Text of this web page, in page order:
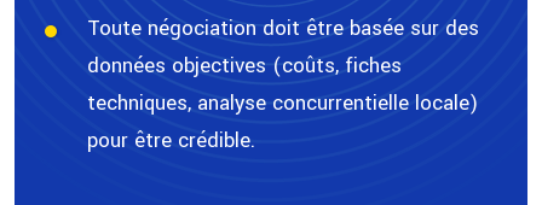
Toute négociation doit être basée sur des
données objectives (coûts, fiches
techniques, analyse concurrentielle locale)
pour être crédible.